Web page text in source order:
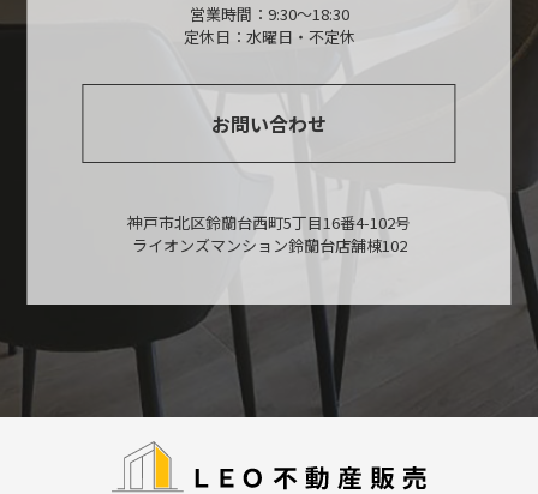
営業時間：9:30～18:30
定休日：水曜日・不定休
お問い合わせ
神戸市北区鈴蘭台西町5丁目16番4-102号
ライオンズマンション鈴蘭台店舗棟102